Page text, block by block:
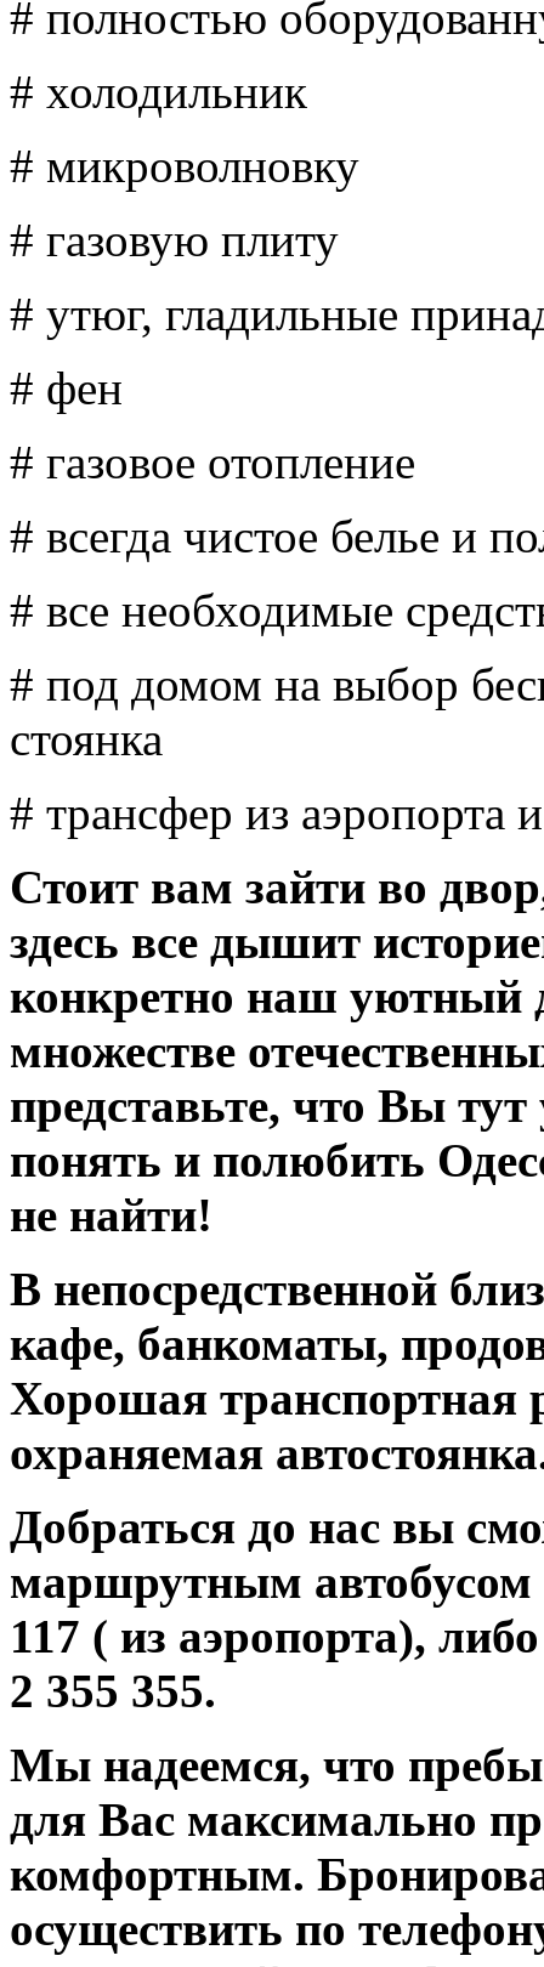
# полностью
# холодильник
# микроволновку
# газовую плиту
# утюг, гладильные
# фен
# газовое отопление
# всегда чистое белье и
# все необходимые
# под домом на выбор
стоянка
# трансфер из аэропорта
Стоит вам зайти во
здесь все дышит
конкретно наш уютный
множестве
представьте, что Вы
понять и полюбить
не найти!
В непосредственной
кафе, банкоматы,
Хорошая транспортная
охраняемая
Добраться до нас вы
маршрутным
117 ( из аэропорта),
2 355 355.
Мы надеемся, что
для Вас максимально
комфортным.
осуществить по